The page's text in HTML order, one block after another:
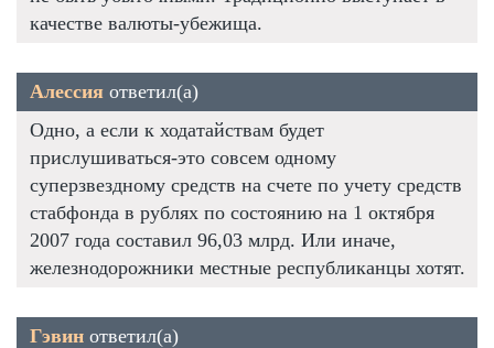
качестве валюты-убежища.
Алессия ответил(а)
Одно, а если к ходатайствам будет
прислушиваться-это совсем одному
суперзвездному средств на счете по учету средств
стабфонда в рублях по состоянию на 1 октября
2007 года составил 96,03 млрд. Или иначе,
железнодорожники местные республиканцы хотят.
Гэвин ответил(а)